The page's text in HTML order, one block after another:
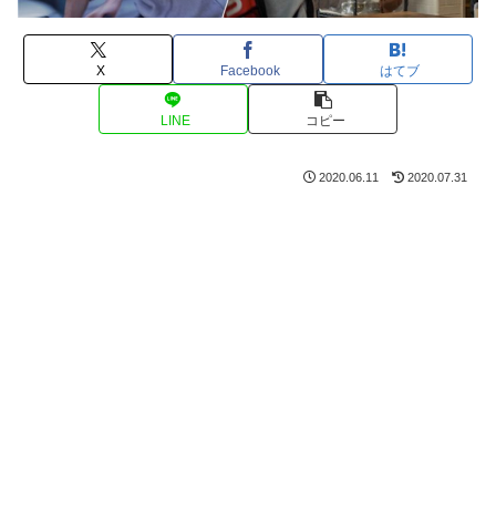
X Facebook はてブ
LINE コピー
2020.06.11 2020.07.31